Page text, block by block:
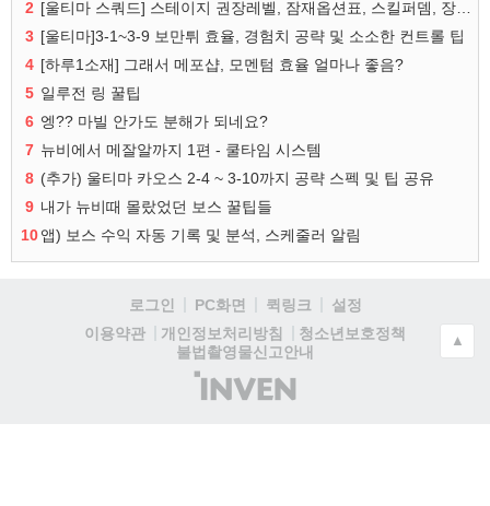
2
3 [울티마]3-1~3-9 보만튀 효율, 경험치 공략 및 소소한 컨트롤 팁
4 [하루1소재] 그래서 메포샵, 모멘텀 효율 얼마나 좋음?
5 일루전 링 꿀팁
6 엥?? 마빌 안가도 분해가 되네요?
7 뉴비에서 메잘알까지 1편 - 쿨타임 시스템
8 (추가) 울티마 카오스 2-4 ~ 3-10까지 공략 스펙 및 팁 공유
9 내가 뉴비때 몰랐었던 보스 꿀팁들
10앱) 보스 수익 자동 기록 및 분석, 스케줄러 알림
로그인 PC화면 퀵링크
설정
이용약관
개인정보처리방침
청소년보호정책
불법촬영물신고안내
(주)
인
▲